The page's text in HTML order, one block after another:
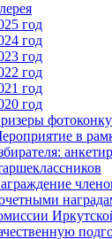
год
год
год
год
год
год
в